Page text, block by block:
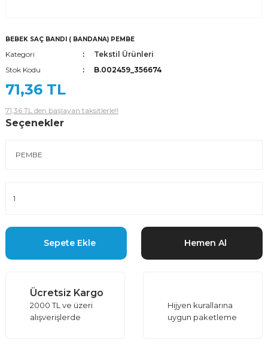
BEBEK SAÇ BANDI ( BANDANA) PEMBE
Kategori
Tekstil Ürünleri
Stok Kodu
B.002459_356674
71,36 TL
71,36 TL den başlayan taksitlerle!!
Seçenekler
Sepete Ekle Hemen Al
Ücretsiz Kargo
2000 TL ve üzeri
alışverişlerde
Hijyen kurallarına
uygun paketleme